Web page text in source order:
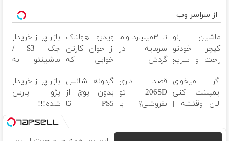
از سراسر وب
ماشین رنو
کپچر خودتو
راحت و سریع
تا ۳میلیارد وام
سرمایه در
گردش
فروشگاهت رو
ثبت کن
ویدیو هولناک
از جوان کارتن
خوابی که
آموزش رایگان
بازار پر از خریدار
جک S3 /
ماشینتو به
اگر میخوای
ایمپلنت کنی
الان وقتشه |
میلیون
قصد داری
206SD تو
بفروشی؟ با
و امن بفروش
گردونه شانس
بدون پوچ از
PS5 تا
بیت کوین
بازار پر از خریدار
پژو پارس
شده!!!
ماشینتو اینجا
به راحتی
بفروش